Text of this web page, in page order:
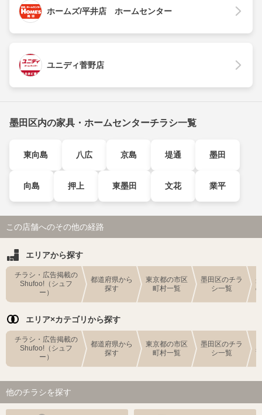
ホームズ/平井店 ホームセンター
ユニディ菅野店
墨田区内の家具・ホームセンターチラシ一覧
東向島 八広 京島 堤通 墨田
向島 押上 東墨田 文花 業平
この店舗へのその他の経路
エリアから探す
チラシ・広告掲載の
Shufoo!（シュフ
ー）
都道府県から
探す
東京都の市区
町村一覧
墨田区のチラ
シ一覧
エリア×カテゴリから探す
チラシ・広告掲載の
Shufoo!（シュフ
ー）
都道府県から
探す
東京都の市区
町村一覧
墨田区のチラ
シ一覧
他のチラシを探す